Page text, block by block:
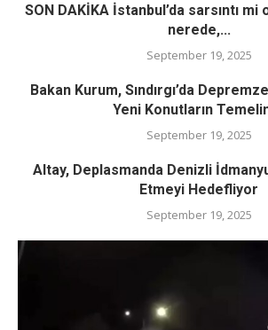
SON DAKİKA İstanbul’da sarsıntı mi
nerede,...
September 19, 2025
Bakan Kurum, Sındırgı’da
Yeni Konutların
September 19, 2025
Altay, Deplasmanda Denizli
Etmeyi Hedefliyor
September 19, 2025